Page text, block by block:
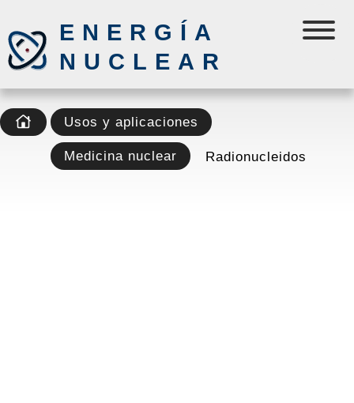
ENERGÍA
NUCLEAR
Usos y aplicaciones
Medicina nuclear Radionucleidos